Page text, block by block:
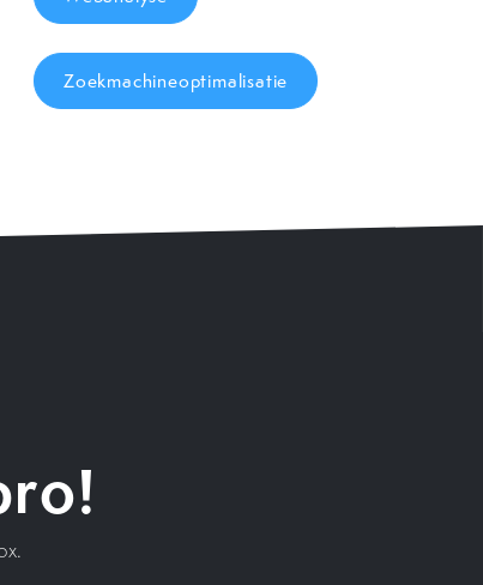
Zoekmachineoptimalisatie